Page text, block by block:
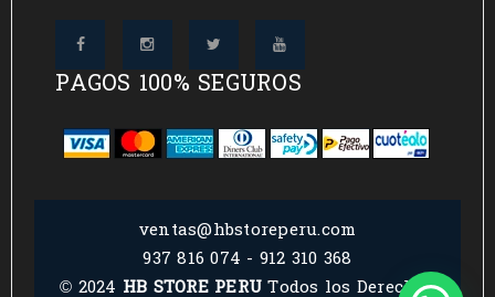
PAGOS 100% SEGUROS
ventas@hbstoreperu.com
937 816 074 - 912 310 368
© 2024 HB STORE PERUTodos los Derechos